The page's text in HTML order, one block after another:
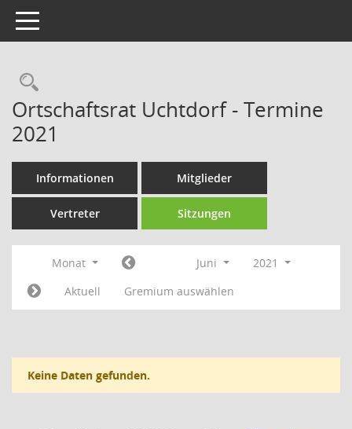
Toggle navigation
Rechercheauswahl
Ortschaftsrat Uchtdorf - Termine
2021
Informationen Mitglieder
Vertreter Sitzungen
Monat Juni
2021
Aktuell
Gremium auswählen
Keine Daten gefunden.